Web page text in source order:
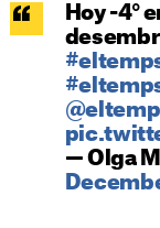
Hoy -4°
— Olga